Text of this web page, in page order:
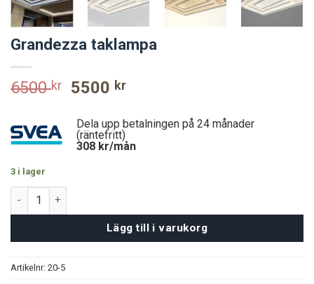
Grandezza taklampa
6500kr
Original
was:
6500 kr.
5500 krCurrent
is:
5500 kr.
Dela upp betalningen på 24 månader
(räntefritt)
308 kr/mån
3 i lager
Grandezza taklampa mängd
Lägg till i varukorg
Artikelnr: 20-5